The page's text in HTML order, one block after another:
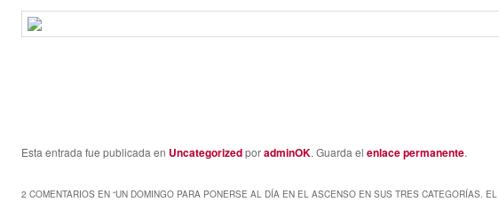
Esta entrada fue publicada en UncategorizedporadminOK. Guarda el enlace permanente.
2 COMENTARIOS EN “UN DOMINGO PARA PONERSE AL DÍA EN EL ASCENSO EN SUS TRES CATEGORÍAS.